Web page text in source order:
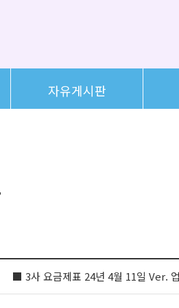
자유게시판
■ 3사 요금제표 24년 4월 11일 Ver.